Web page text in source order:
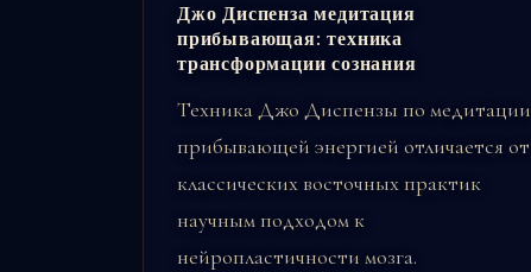
Джо Диспенза медитация
прибывающая: техника
трансформации сознания
Техника Джо Диспензы по медитации
прибывающей энергией отличается от
классических восточных практик
научным подходом к
нейропластичности мозга.